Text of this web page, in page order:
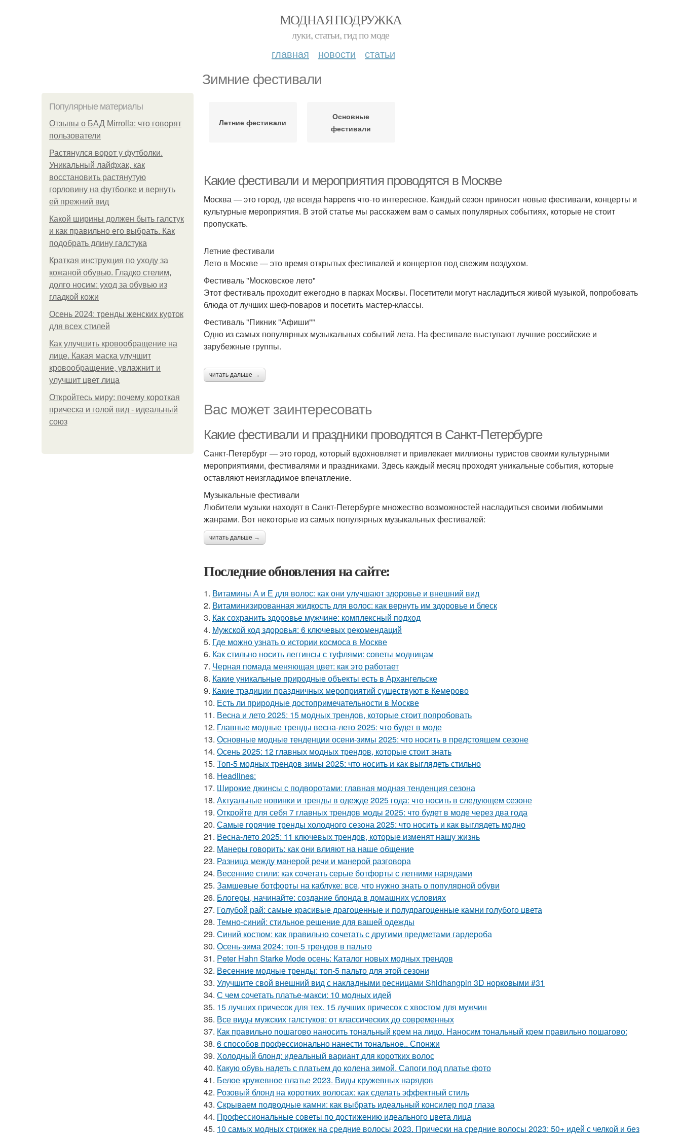
МОДНАЯ ПОДРУЖКА
луки, статьи, гид по моде
главная новости статьи
Зимние фестивали
Популярные материалы
Отзывы о БАД Mirrolla: что говорят
пользователи
Растянулся ворот у футболки.
Уникальный лайфхак, как
восстановить растянутую
горловину на футболке и вернуть
ей прежний вид
Какой ширины должен быть галстук
и как правильно его выбрать. Как
подобрать длину галстука
Краткая инструкция по уходу за
кожаной обувью. Гладко стелим,
долго носим: уход за обувью из
гладкой кожи
Осень 2024: тренды женских курток
для всех стилей
Как улучшить кровообращение на
лице. Какая маска улучшит
кровообращение, увлажнит и
улучшит цвет лица
Откройтесь миру: почему короткая
прическа и голой вид - идеальный
союз
Летние фестивали
Основные
фестивали
Какие фестивали и мероприятия проводятся в Москве
Москва — это город, где всегда happens что-то интересное. Каждый сезон приносит новые фестивали, концерты и
культурные мероприятия. В этой статье мы расскажем вам о самых популярных событиях, которые не стоит
пропускать.
Летние фестивали
Лето в Москве — это время открытых фестивалей и концертов под свежим воздухом.
Фестиваль "Московское лето"
Этот фестиваль проходит ежегодно в парках Москвы. Посетители могут насладиться живой музыкой, попробовать
блюда от лучших шеф-поваров и посетить мастер-классы.
Фестиваль "Пикник "Афиши""
Одно из самых популярных музыкальных событий лета. На фестивале выступают лучшие российские и
зарубежные группы.
читать дальше →
Вас может заинтересовать
Какие фестивали и праздники проводятся в Санкт-Петербурге
Санкт-Петербург — это город, который вдохновляет и привлекает миллионы туристов своими культурными
мероприятиями, фестивалями и праздниками. Здесь каждый месяц проходят уникальные события, которые
оставляют неизгладимое впечатление.
Музыкальные фестивали
Любители музыки находят в Санкт-Петербурге множество возможностей насладиться своими любимыми
жанрами. Вот некоторые из самых популярных музыкальных фестивалей:
читать дальше →
Последние обновления на сайте:
1. Витамины А и Е для волос: как они улучшают здоровье и внешний вид
2. Витаминизированная жидкость для волос: как вернуть им здоровье и блеск
3. Как сохранить здоровье мужчине: комплексный подход
4. Мужской код здоровья: 6 ключевых рекомендаций
5. Где можно узнать о истории космоса в Москве
6. Как стильно носить леггинсы с туфлями: советы модницам
7. Черная помада меняющая цвет: как это работает
8. Какие уникальные природные объекты есть в Архангельске
9. Какие традиции праздничных мероприятий существуют в Кемерово
10. Есть ли природные достопримечательности в Москве
11. Весна и лето 2025: 15 модных трендов, которые стоит попробовать
12. Главные модные тренды весна-лето 2025: что будет в моде
13. Основные модные тенденции осени-зимы 2025: что носить в предстоящем сезоне
14. Осень 2025: 12 главных модных трендов, которые стоит знать
15. Топ-5 модных трендов зимы 2025: что носить и как выглядеть стильно
16. Headlines:
17. Широкие джинсы с подворотами: главная модная тенденция сезона
18. Актуальные новинки и тренды в одежде 2025 года: что носить в следующем сезоне
19. Откройте для себя 7 главных трендов моды 2025: что будет в моде через два года
20. Самые горячие тренды холодного сезона 2025: что носить и как выглядеть модно
21. Весна-лето 2025: 11 ключевых трендов, которые изменят нашу жизнь
22. Манеры говорить: как они влияют на наше общение
23. Разница между манерой речи и манерой разговора
24. Весенние стили: как сочетать серые ботфорты с летними нарядами
25. Замшевые ботфорты на каблуке: все, что нужно знать о популярной обуви
26. Блогеры, начинайте: создание блонда в домашних условиях
27. Голубой рай: самые красивые драгоценные и полудрагоценные камни голубого цвета
28. Темно-синий: стильное решение для вашей одежды
29. Синий костюм: как правильно сочетать с другими предметами гардероба
30. Осень-зима 2024: топ-5 трендов в пальто
31. Peter Hahn Starke Mode осень: Каталог новых модных трендов
32. Весенние модные тренды: топ-5 пальто для этой сезони
33. Улучшите свой внешний вид с накладными ресницами Shidhangpin 3D норковыми #31
34. С чем сочетать платье-макси: 10 модных идей
35. 15 лучших причесок для тех. 15 лучших причесок с хвостом для мужчин
36. Все виды мужских галстуков: от классических до современных
37. Как правильно пошагово наносить тональный крем на лицо. Наносим тональный крем правильно пошагово:
38. 6 способов профессионально нанести тональное.. Спонжи
39. Холодный блонд: идеальный вариант для коротких волос
40. Какую обувь надеть с платьем до колена зимой. Сапоги под платье фото
41. Белое кружевное платье 2023. Виды кружевных нарядов
42. Розовый блонд на коротких волосах: как сделать эффектный стиль
43. Скрываем подводные камни: как выбрать идеальный консилер под глаза
44. Профессиональные советы по достижению идеального цвета лица
45. 10 самых модных стрижек на средние волосы 2023. Прически на средние волосы 2023: 50+ идей с челкой и без